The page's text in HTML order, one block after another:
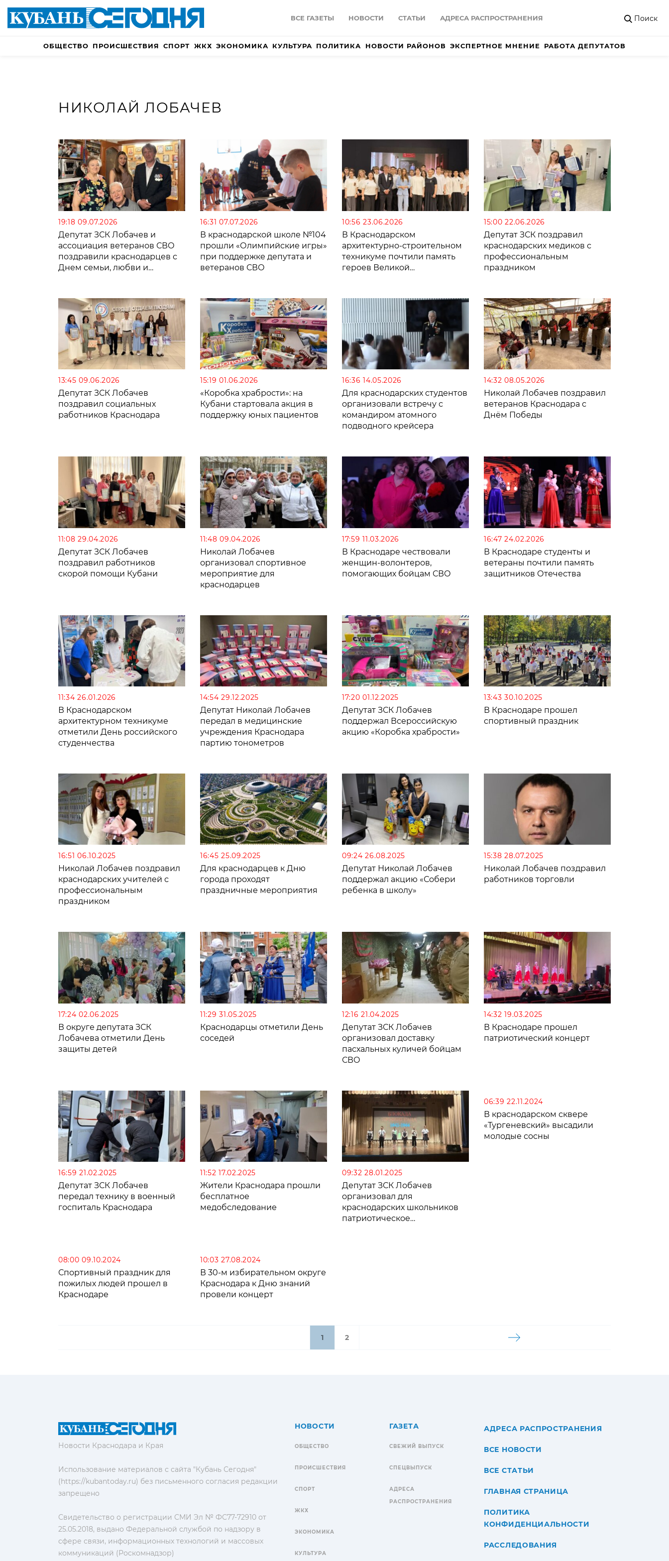
ВСЕ ГАЗЕТЫ НОВОСТИ СТАТЬИ АДРЕСА РАСПРОСТРАНЕНИЯ Поиск
ОБЩЕСТВО ПРОИСШЕСТВИЯ СПОРТ ЖКХ ЭКОНОМИКА КУЛЬТУРА ПОЛИТИКА НОВОСТИ РАЙОНОВ ЭКСПЕРТНОЕ МНЕНИЕ РАБОТА ДЕПУТАТОВ
НИКОЛАЙ ЛОБАЧЕВ
19:18 09.07.2026
Депутат ЗСК Лобачев и
ассоциация ветеранов СВО
поздравили краснодарцев с
Днем семьи, любви и
16:31 07.07.2026
В краснодарской школе №104
прошли «Олимпийские игры»
при поддержке депутата и
ветеранов СВО
10:56 23.06.2026
В Краснодарском
архитектурно-строительном
техникуме почтили память
героев Великой
15:00 22.06.2026
Депутат ЗСК поздравил
краснодарских медиков с
профессиональным
праздником
13:45 09.06.2026
Депутат ЗСК Лобачев
поздравил социальных
работников Краснодара
15:19 01.06.2026
«Коробка храбрости»: на
Кубани стартовала акция в
поддержку юных пациентов
16:36 14.05.2026
Для краснодарских студентов
организовали встречу с
командиром атомного
подводного крейсера
14:32 08.05.2026
Николай Лобачев поздравил
ветеранов Краснодара с
Днём Победы
11:08 29.04.2026
Депутат ЗСК Лобачев
поздравил работников
скорой помощи Кубани
11:48 09.04.2026
Николай Лобачев
организовал спортивное
мероприятие для
краснодарцев
17:59 11.03.2026
В Краснодаре чествовали
женщин-волонтеров,
помогающих бойцам СВО
16:47 24.02.2026
В Краснодаре студенты и
ветераны почтили память
защитников Отечества
11:34 26.01.2026
В Краснодарском
архитектурном техникуме
отметили День российского
студенчества
14:54 29.12.2025
Депутат Николай Лобачев
передал в медицинские
учреждения Краснодара
партию тонометров
17:20 01.12.2025
Депутат ЗСК Лобачев
поддержал Всероссийскую
акцию «Коробка храбрости»
13:43 30.10.2025
В Краснодаре прошел
спортивный праздник
16:51 06.10.2025
Николай Лобачев поздравил
краснодарских учителей с
профессиональным
праздником
16:45 25.09.2025
Для краснодарцев к Дню
города проходят
праздничные мероприятия
09:24 26.08.2025
Депутат Николай Лобачев
поддержал акцию «Собери
ребенка в школу»
15:38 28.07.2025
Николай Лобачев поздравил
работников торговли
17:24 02.06.2025
В округе депутата ЗСК
Лобачева отметили День
защиты детей
11:29 31.05.2025
Краснодарцы отметили День
соседей
12:16 21.04.2025
Депутат ЗСК Лобачев
организовал доставку
пасхальных куличей бойцам
СВО
14:32 19.03.2025
В Краснодаре прошел
патриотический концерт
16:59 21.02.2025
Депутат ЗСК Лобачев
передал технику в военный
госпиталь Краснодара
11:52 17.02.2025
Жители Краснодара прошли
бесплатное
медобследование
09:32 28.01.2025
Депутат ЗСК Лобачев
организовал для
краснодарских школьников
патриотическое
06:39 22.11.2024
В краснодарском сквере
«Тургеневский» высадили
молодые сосны
08:00 09.10.2024
Спортивный праздник для
пожилых людей прошел в
Краснодаре
10:03 27.08.2024
В 30-м избирательном округе
Краснодара к Дню знаний
провели концерт
1 2
Новости Краснодара и Края
Использование материалов с сайта "Кубань Сегодня"
(https://kubantoday.ru) без письменного согласия редакции
запрещено
Свидетельство о регистрации СМИ Эл № ФС77-72910 от
25.05.2018, выдано Федеральной службой по надзору в
сфере связи, информационных технологий и массовых
коммуникаций (Роскомнадзор)
НОВОСТИ
ОБЩЕСТВО
ПРОИСШЕСТВИЯ
СПОРТ
ЖКХ
ЭКОНОМИКА
КУЛЬТУРА
ГАЗЕТА
СВЕЖИЙ ВЫПУСК
СПЕЦВЫПУСК
АДРЕСА
РАСПРОСТРАНЕНИЯ
АДРЕСА РАСПРОСТРАНЕНИЯ
ВСЕ НОВОСТИ
ВСЕ СТАТЬИ
ГЛАВНАЯ СТРАНИЦА
ПОЛИТИКА
КОНФИДЕНЦИАЛЬНОСТИ
РАССЛЕДОВАНИЯ